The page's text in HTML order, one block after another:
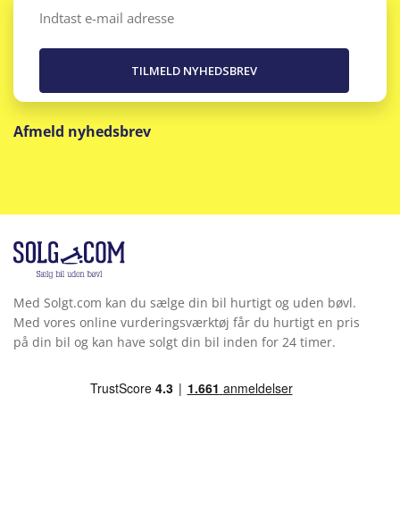
Email
Afmeld nyhedsbrev
Med Solgt.com kan du sælge din bil hurtigt og uden bøvl.
Med vores online vurderingsværktøj får du hurtigt en pris
på din bil og kan have solgt din bil inden for 24 timer.